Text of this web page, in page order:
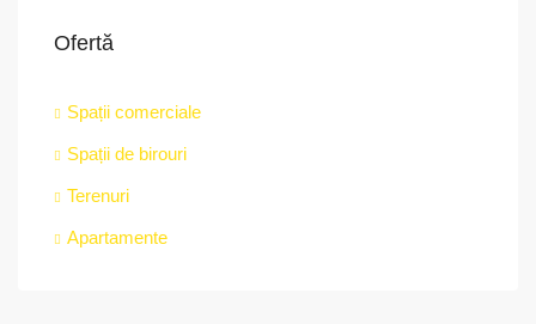
Ofertă
Spații comerciale
Spații de birouri
Terenuri
Apartamente